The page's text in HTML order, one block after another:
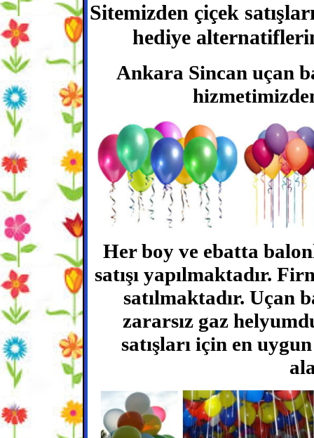
Sitemizden çiçek
hediye
Ankara Sincan uçan
Her boy ve ebatta
satışı yapılmaktadır.
satılmaktadır. Uçan
zararsız gaz
satışları için en